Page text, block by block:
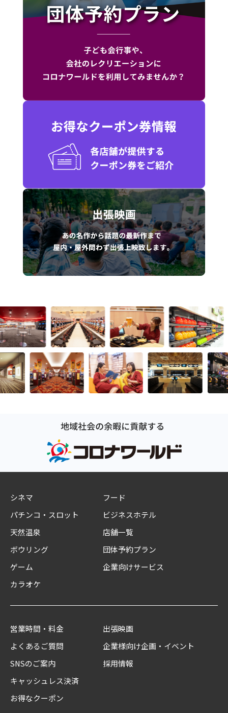
シネマ
パチンコ・スロット
天然温泉
ボウリング
ゲーム
カラオケ
フード
ビジネスホテル
店舗一覧
団体予約プラン
企業向けサービス
営業時間・料金
よくあるご質問
SNSのご案内
キャッシュレス決済
お得なクーポン
出張映画
企業様向け企画・イベント
採用情報